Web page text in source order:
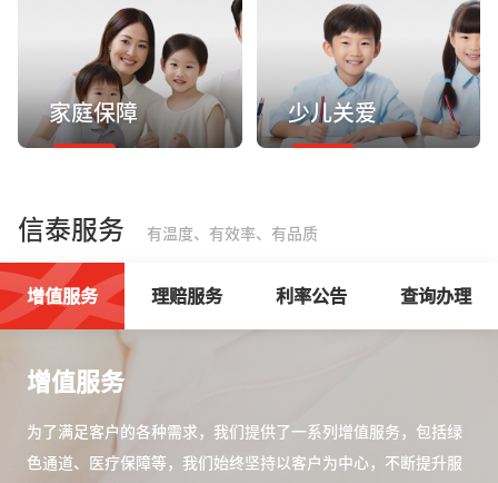
家庭保障 少儿关爱
信泰服务 有温度、有效率、有品质
增值服务
为了满足客户的各种需求，我们提供了一系列增值服务，包括绿
色通道、医疗保障等，我们始终坚持以客户为中心，不断提升服
增值服务 理赔服务 利率公告 查询办理